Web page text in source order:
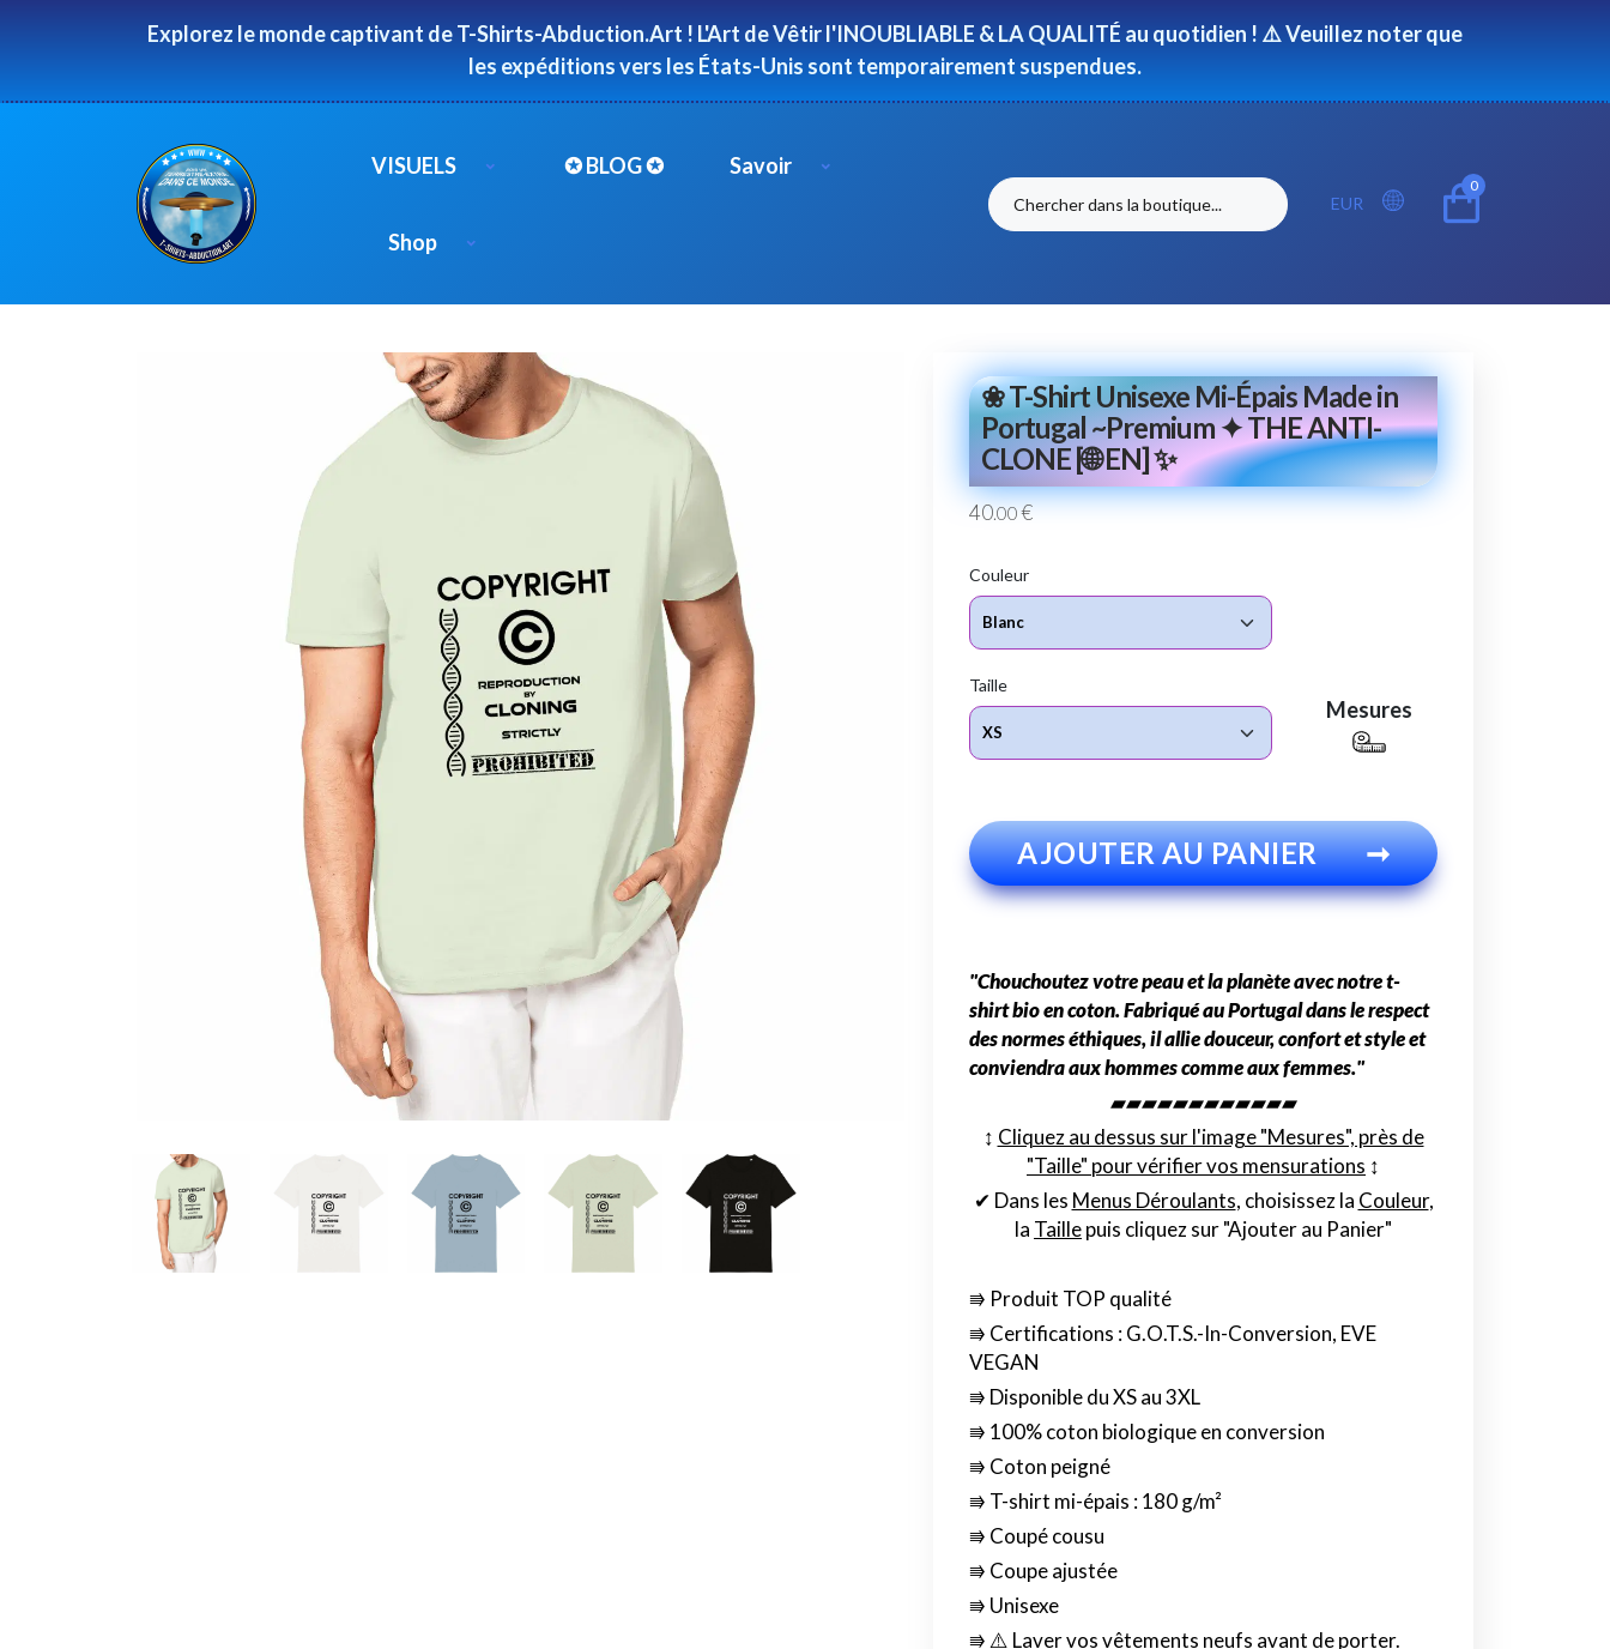
Explorez le monde captivant de T-Shirts-Abduction.Art ! L'Art de Vêtir l'INOUBLIABLE & LA QUALITÉ au quotidien ! ⚠️ Veuillez noter que
les expéditions vers les États-Unis sont temporairement suspendues.
VISUELS ✪ BLOG ✪ Savoir
Shop
EUR
0
❀ T-Shirt Unisexe Mi-Épais Made in
Portugal ~Premium ✦ THE ANTI-
CLONE [🌐 EN] ✨
40.00 €
Couleur
Taille
Mesures
AJOUTER AU PANIER ➞
"Chouchoutez votre peau et la planète avec notre t-
shirt bio en coton. Fabriqué au Portugal dans le respect
des normes éthiques, il allie douceur, confort et style et
conviendra aux hommes comme aux femmes."
▰▰▰▰▰▰▰▰▰▰▰▰
↕︎ Cliquez au dessus sur l'image "Mesures", près de
"Taille" pour vérifier vos mensurations ↕︎
✔ Dans les Menus Déroulants, choisissez la Couleur,
la Taillepuis cliquez sur "Ajouter au Panier"
⭆ Produit TOP qualité
⭆ Certifications : G.O.T.S.-In-Conversion, EVE
VEGAN
⭆ Disponible du XS au 3XL
⭆ 100% coton biologique en conversion
⭆ Coton peigné
⭆ T-shirt mi-épais : 180 g/m²
⭆ Coupé cousu
⭆ Coupe ajustée
⭆ Unisexe
⭆ ⚠️ Laver vos vêtements neufs avant de porter.